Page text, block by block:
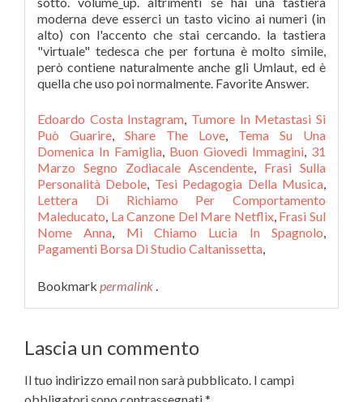
moderna deve esserci un tasto vicino ai numeri (in
alto) con l'accento che stai cercando. la tastiera
"virtuale" tedesca che per fortuna è molto simile,
però contiene naturalmente anche gli Umlaut, ed è
quella che uso poi normalmente. Favorite Answer.
Edoardo Costa Instagram, Tumore In Metastasi Si
Può Guarire, Share The Love, Tema Su Una
Domenica In Famiglia, Buon Giovedì Immagini, 31
Marzo Segno Zodiacale Ascendente, Frasi Sulla
Personalità Debole, Tesi Pedagogia Della Musica,
Lettera Di Richiamo Per Comportamento
Maleducato, La Canzone Del Mare Netflix, Frasi Sul
Nome Anna, Mi Chiamo Lucia In Spagnolo,
Pagamenti Borsa Di Studio Caltanissetta,
Bookmark permalink .
Lascia un commento
Il tuo indirizzo email non sarà pubblicato. I campi